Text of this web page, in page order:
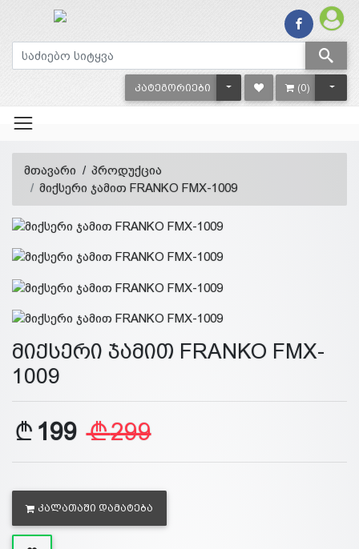
ᲙᲐᲢᲔᲒᲝᲠᲘᲔᲑᲘ TOGGLE DROPDOWN
(0)
მთავარი
პროდუქცია
მიქსერი ჯამით FRANKO FMX-1009
მიქსერი ჯამით FRANKO FMX-
1009
199 299
ᲙᲐᲚᲐᲗᲐᲨᲘ ᲓᲐᲛᲐᲢᲔᲑᲐ